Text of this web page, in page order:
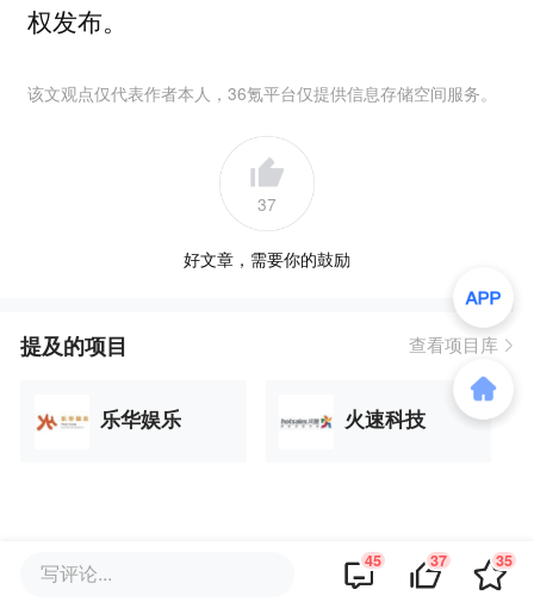
权发布。
该文观点仅代表作者本人，36氪平台仅提供信息存储空间服务。
37
好文章，需要你的鼓励
提及的项目 查看项目库
乐华娱乐 火速科技
写评论... 45 37 35